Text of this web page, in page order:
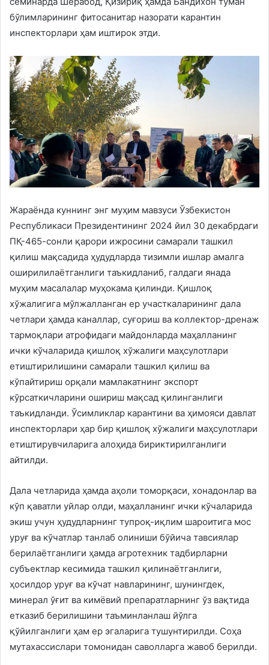
бўлимларининг фитосанитар назорати карантин
инспекторлари ҳам иштирок этди.
Жараёнда куннинг энг муҳим мавзуси Ўзбекистон
Республикаси Президентининг 2024 йил 30 декабрдаги
ПҚ-465-сонли қарори ижросини самарали ташкил
қилиш мақсадида ҳудудларда тизимли ишлар амалга
оширилилаётганлиги таъкидланиб, галдаги янада
муҳим масалалар муҳокама қилинди. Қишлоқ
хўжалигига мўлжалланган ер участкаларининг дала
четлари ҳамда каналлар, суғориш ва коллектор-дренаж
тармоқлари атрофидаги майдонларда маҳалланинг
ички кўчаларида қишлоқ хўжалиги маҳсулотлари
етиштирилишини самарали ташкил қилиш ва
кўпайтириш орқали мамлакатнинг экспорт
кўрсаткичларини ошириш мақсад қилинганлиги
таъкидланди. Ўсимликлар карантини ва ҳимояси давлат
инспекторлари ҳар бир қишлоқ хўжалиги маҳсулотлари
етиштирувчиларига алоҳида бириктирилганлиги
айтилди.
Дала четларида ҳамда аҳоли томорқаси, хонадонлар ва
кўп қаватли уйлар олди, маҳалланинг ички кўчаларида
экиш учун ҳудудларнинг тупроқ-иқлим шароитига мос
уруғ ва кўчатлар танлаб олиниши бўйича тавсиялар
берилаётганлиги ҳамда агротехник тадбирларни
субъектлар кесимида ташкил қилинаётганлиги,
ҳосилдор уруғ ва кўчат навларининг, шунингдек,
минерал ўғит ва кимёвий препаратларнинг ўз вақтида
етказиб берилишини таъминланлаш йўлга
қўйилганлиги ҳам ер эгаларига тушунтирилди. Соҳа
мутахассислари томонидан саволларга жавоб берилди.